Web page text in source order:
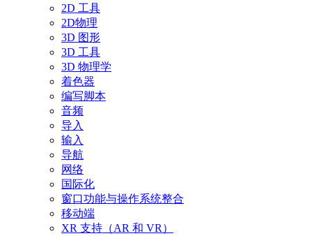
2D 工具
2D物理
3D 图形
3D 工具
3D 物理学
着色器
编写脚本
音频
导入
输入
导航
网络
国际化
窗口功能与操作系统整合
移动端
XR 支持（AR 和 VR）